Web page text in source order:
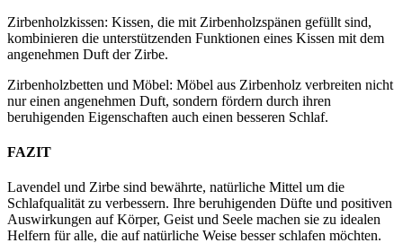
Zirbenholzkissen: Kissen, die mit Zirbenholzspänen gefüllt sind,
kombinieren die unterstützenden Funktionen eines Kissen mit dem
angenehmen Duft der Zirbe.
Zirbenholzbetten und Möbel: Möbel aus Zirbenholz verbreiten nicht
nur einen angenehmen Duft, sondern fördern durch ihren
beruhigenden Eigenschaften auch einen besseren Schlaf.
FAZIT
Lavendel und Zirbe sind bewährte, natürliche Mittel um die
Schlafqualität zu verbessern. Ihre beruhigenden Düfte und positiven
Auswirkungen auf Körper, Geist und Seele machen sie zu idealen
Helfern für alle, die auf natürliche Weise besser schlafen möchten.